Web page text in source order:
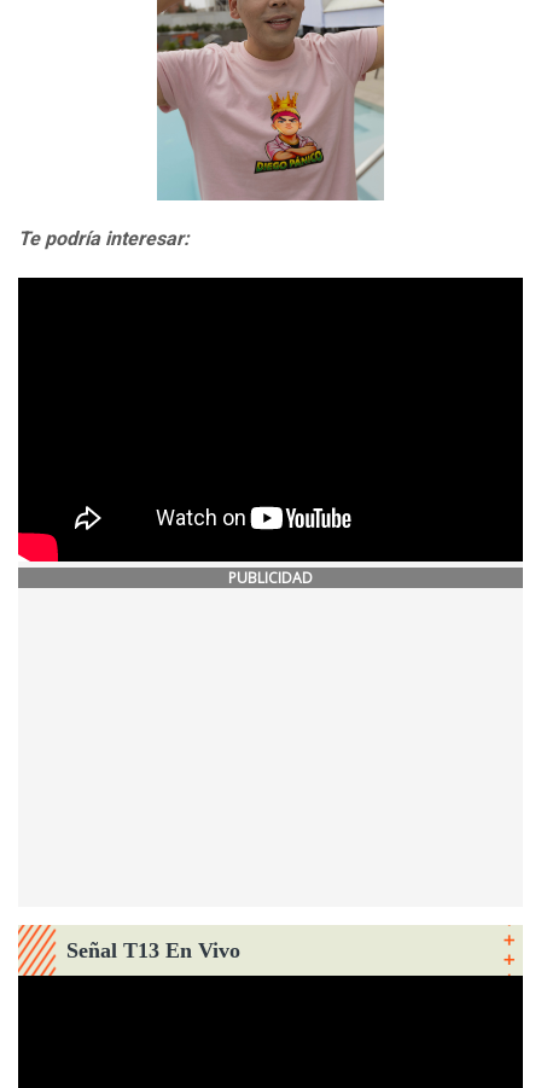
Te podría interesar:
PUBLICIDAD
Señal T13 En Vivo